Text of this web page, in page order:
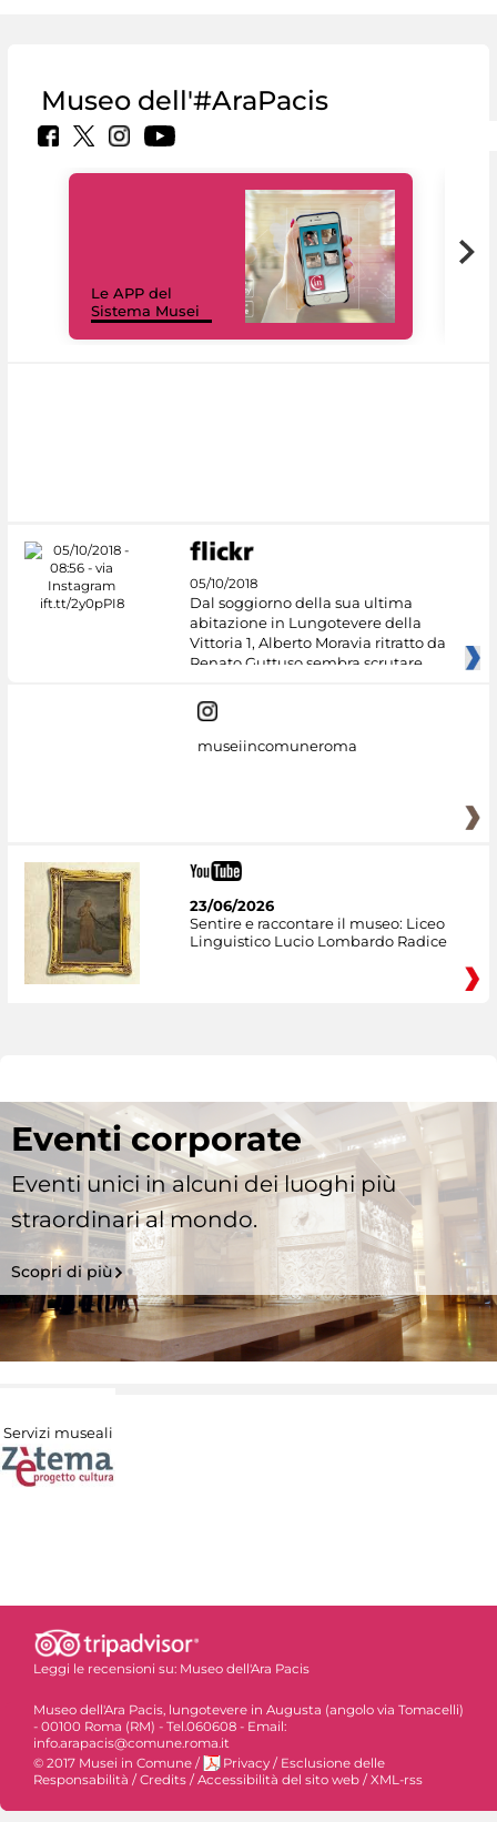
Museo dell'#AraPacis
Le APP del
Sistema Musei
05/10/2018
Dal soggiorno della sua ultima
abitazione in Lungotevere della
Vittoria 1, Alberto Moravia ritratto da
Renato Guttuso sembra scrutare
museiincomuneroma
23/06/2026
Sentire e raccontare il museo: Liceo
Linguistico Lucio Lombardo Radice
Eventi corporate
Eventi unici in alcuni dei luoghi più
straordinari al mondo.
Scopri di più
Servizi museali
Leggi le recensioni su: Museo dell'Ara Pacis
Museo dell'Ara Pacis, lungotevere in Augusta (angolo via Tomacelli)
- 00100 Roma (RM) - Tel.060608 - Email:
info.arapacis@comune.roma.it
© 2017 Musei in Comune / Privacy / Esclusione delle
Responsabilità /Credits /Accessibilità del sito web /XML-rss